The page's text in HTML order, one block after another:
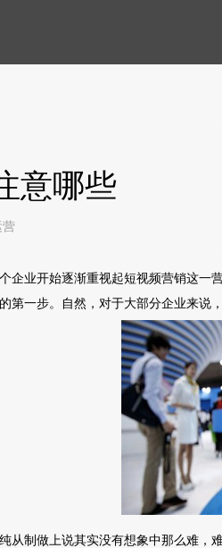
意哪些
企业开始逐渐重视起短视频营销这
第一步。自然，对于大部分企业来
从制做上说其实没有想象中那么难